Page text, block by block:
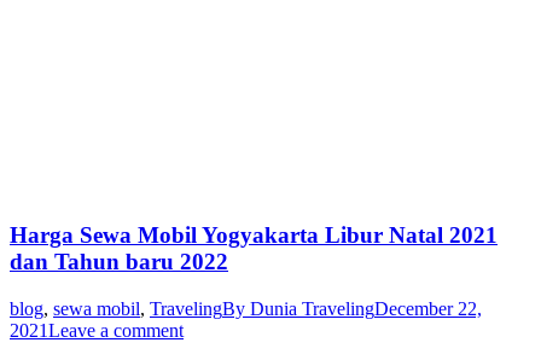
Harga Sewa Mobil Yogyakarta Libur Natal 2021
dan Tahun baru 2022
blog, sewa mobil, TravelingBy Dunia TravelingDecember 22,
2021Leave a comment